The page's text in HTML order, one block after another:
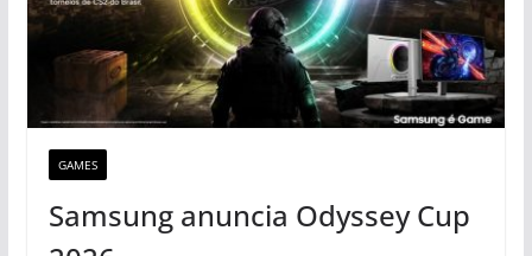
GAMES
Samsung anuncia Odyssey Cup